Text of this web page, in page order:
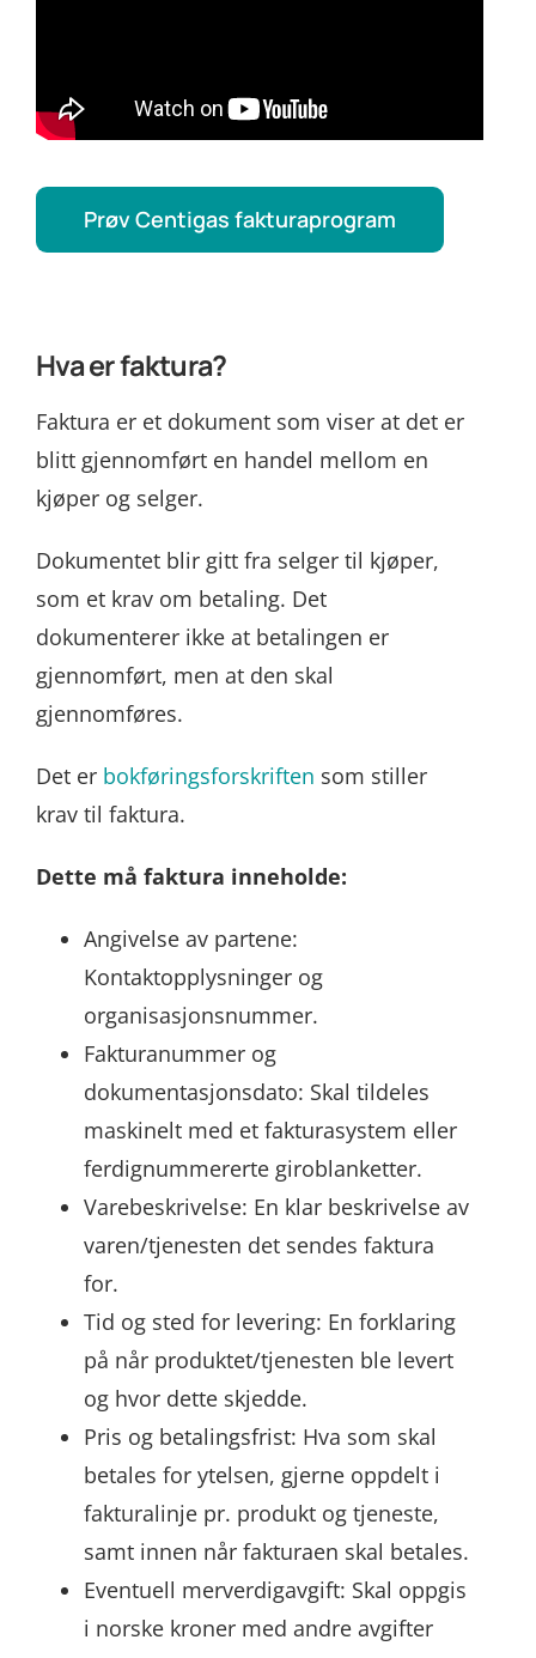
Prøv Centigas fakturaprogram
Hva er faktura?
Faktura er et dokument som viser at det er
blitt gjennomført en handel mellom en
kjøper og selger.
Dokumentet blir gitt fra selger til kjøper,
som et krav om betaling. Det
dokumenterer ikke at betalingen er
gjennomført, men at den skal
gjennomføres.
Det er bokføringsforskriften som stiller
krav til faktura.
Dette må faktura inneholde:
Angivelse av partene:
Kontaktopplysninger og
organisasjonsnummer.
Fakturanummer og
dokumentasjonsdato: Skal tildeles
maskinelt med et fakturasystem eller
ferdignummererte giroblanketter.
Varebeskrivelse: En klar beskrivelse av
varen/tjenesten det sendes faktura
for.
Tid og sted for levering: En forklaring
på når produktet/tjenesten ble levert
og hvor dette skjedde.
Pris og betalingsfrist: Hva som skal
betales for ytelsen, gjerne oppdelt i
fakturalinje pr. produkt og tjeneste,
samt innen når fakturaen skal betales.
Eventuell merverdigavgift: Skal oppgis
i norske kroner med andre avgifter